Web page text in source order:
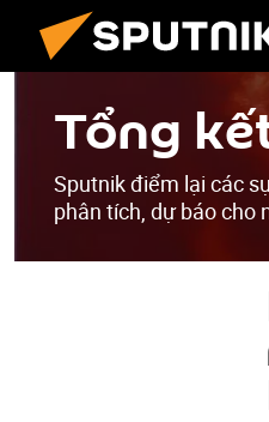
Tổng
Sputnik điểm lại các
phân tích, dự báo cho